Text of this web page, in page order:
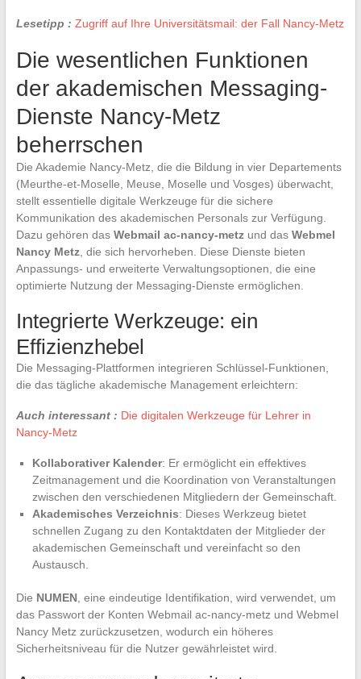
Lesetipp : Zugriff auf Ihre Universitätsmail: der Fall Nancy-Metz
Die wesentlichen Funktionen
der akademischen Messaging-
Dienste Nancy-Metz
beherrschen
Die Akademie Nancy-Metz, die die Bildung in vier Departements
(Meurthe-et-Moselle, Meuse, Moselle und Vosges) überwacht,
stellt essentielle digitale Werkzeuge für die sichere
Kommunikation des akademischen Personals zur Verfügung.
Dazu gehören das Webmail ac-nancy-metzund das Webmel
Nancy Metz, die sich hervorheben. Diese Dienste bieten
Anpassungs- und erweiterte Verwaltungsoptionen, die eine
optimierte Nutzung der Messaging-Dienste ermöglichen.
Integrierte Werkzeuge: ein
Effizienzhebel
Die Messaging-Plattformen integrieren Schlüssel-Funktionen,
die das tägliche akademische Management erleichtern:
Auch interessant : Die digitalen Werkzeuge für Lehrer in
Nancy-Metz
Kollaborativer Kalender: Er ermöglicht ein effektives
Zeitmanagement und die Koordination von Veranstaltungen
zwischen den verschiedenen Mitgliedern der Gemeinschaft.
Akademisches Verzeichnis: Dieses Werkzeug bietet
schnellen Zugang zu den Kontaktdaten der Mitglieder der
akademischen Gemeinschaft und vereinfacht so den
Austausch.
Die NUMEN, eine eindeutige Identifikation, wird verwendet, um
das Passwort der Konten Webmail ac-nancy-metz und Webmel
Nancy Metz zurückzusetzen, wodurch ein höheres
Sicherheitsniveau für die Nutzer gewährleistet wird.